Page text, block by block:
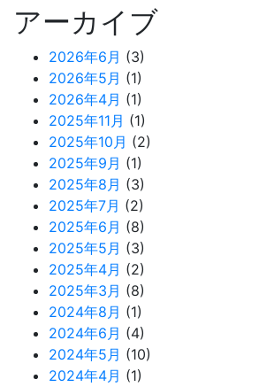
アーカイブ
2026年6月 (3)
2026年5月 (1)
2026年4月 (1)
2025年11月 (1)
2025年10月 (2)
2025年9月 (1)
2025年8月 (3)
2025年7月 (2)
2025年6月 (8)
2025年5月 (3)
2025年4月 (2)
2025年3月 (8)
2024年8月 (1)
2024年6月 (4)
2024年5月 (10)
2024年4月 (1)